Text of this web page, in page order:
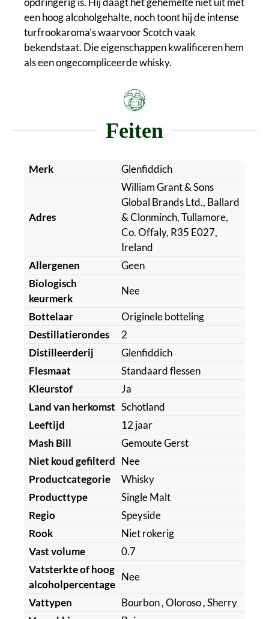
een hoog alcoholgehalte, noch toont hij de intense
turfrookaroma’s waarvoor Scotch vaak
bekendstaat. Die eigenschappen kwalificeren hem
als een ongecompliceerde whisky.
Feiten
Merk Glenfiddich
Adres
William Grant & Sons
Global Brands Ltd., Ballard
& Clonminch, Tullamore,
Co. Offaly, R35 E027,
Ireland
Allergenen
Geen
Biologisch
keurmerk
Nee
Bottelaar
Originele botteling
Destillatierondes
2
Distilleerderij
Glenfiddich
Flesmaat
Standaard flessen
Kleurstof
Ja
Land van herkomst Schotland
Leeftijd
12 jaar
Mash Bill
Gemoute Gerst
Niet koud gefilterd Nee
Productcategorie
Whisky
Producttype
Single Malt
Regio
Speyside
Rook
Niet rokerig
Vast volume
0.7
Vatsterkte of hoog
alcoholpercentage
Nee
Vattypen Bourbon, Oloroso, Sherry